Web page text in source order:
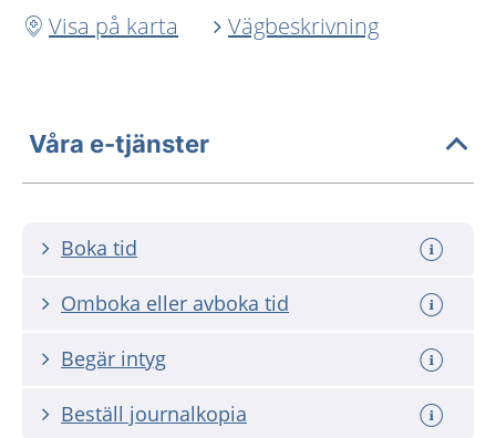
Visa på karta
Vägbeskrivning
Våra e-tjänster
Boka tid
Omboka eller avboka tid
Begär intyg
Beställ journalkopia